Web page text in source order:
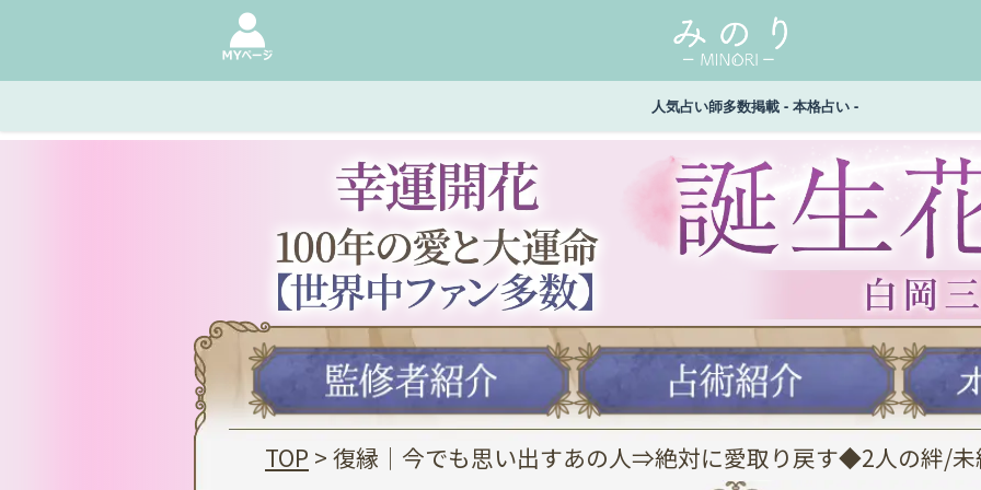
人気占い師多数掲載 - 本格占い -
TOP > 復縁｜今でも思い出すあの人⇒絶対に愛取り戻す◆2人の絆/